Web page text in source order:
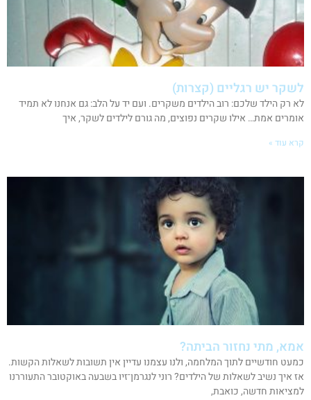
לשקר יש רגליים (קצרות)
לא רק הילד שלכם: רוב הילדים משקרים. ועם יד על הלב: גם אנחנו לא תמיד
אומרים אמת… אילו שקרים נפוצים, מה גורם לילדים לשקר, איך
קרא עוד »
אמא, מתי נחזור הביתה?
כמעט חודשיים לתוך המלחמה, ולנו עצמנו עדיין אין תשובות לשאלות הקשות.
אז איך נשיב לשאלות של הילדים? רוני לנגרמן־זיו בשבעה באוקטובר התעוררנו
למציאות חדשה, כואבת,